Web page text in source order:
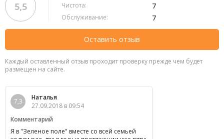
5,5 Чистота: 7
Обслуживание: 7
Оставить отзыв
Каждый оставленный отзыв проходит проверку прежде чем будет
размещен на сайте.
7,3
Наталья
27.09.2018 в 09:54
Комментарий
Я в "Зеленое поле" вместе со всей семьей